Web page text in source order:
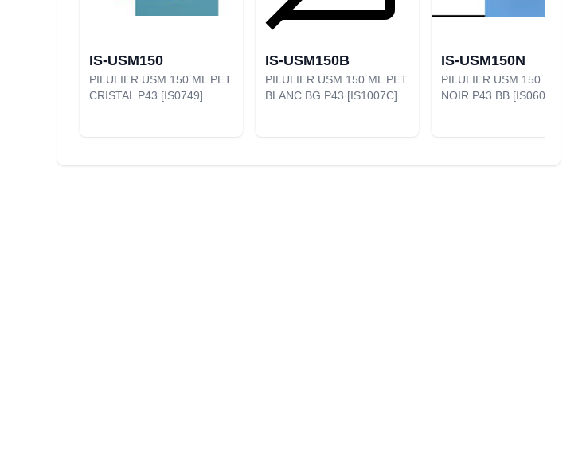
IS-USM150
PILULIER USM 150 ML PET
CRISTAL P43 [IS0749]
IS-USM150B
PILULIER USM 150 ML PET
BLANC BG P43 [IS1007C]
IS-USM150N
PILULIER USM 150 ML PET
NOIR P43 BB [IS0608]